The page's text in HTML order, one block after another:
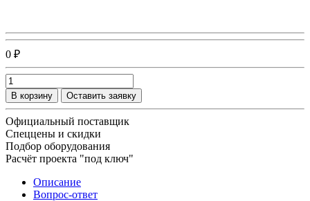
0 ₽
В корзину Оставить заявку
Официальный поставщик
Спеццены и скидки
Подбор оборудования
Расчёт проекта "под ключ"
Описание
Вопрос-ответ